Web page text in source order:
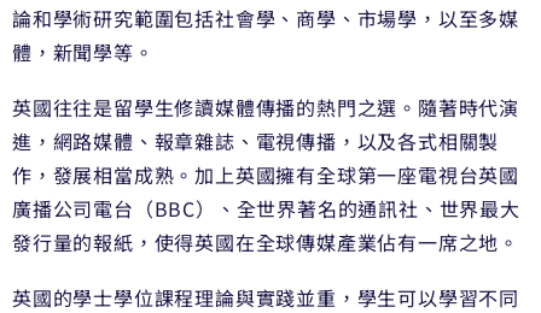
論和學術研究範圍包括社會學、商學、市場學，以至多媒
體，新聞學等。
英國往往是留學生修讀媒體傳播的熱門之選。隨著時代演
進，網路媒體、報章雜誌、電視傳播，以及各式相關製
作，發展相當成熟。加上英國擁有全球第一座電視台英國
廣播公司電台（BBC）、全世界著名的通訊社、世界最大
發行量的報紙，使得英國在全球傳媒產業佔有一席之地。
英國的學士學位課程理論與實踐並重，學生可以學習不同